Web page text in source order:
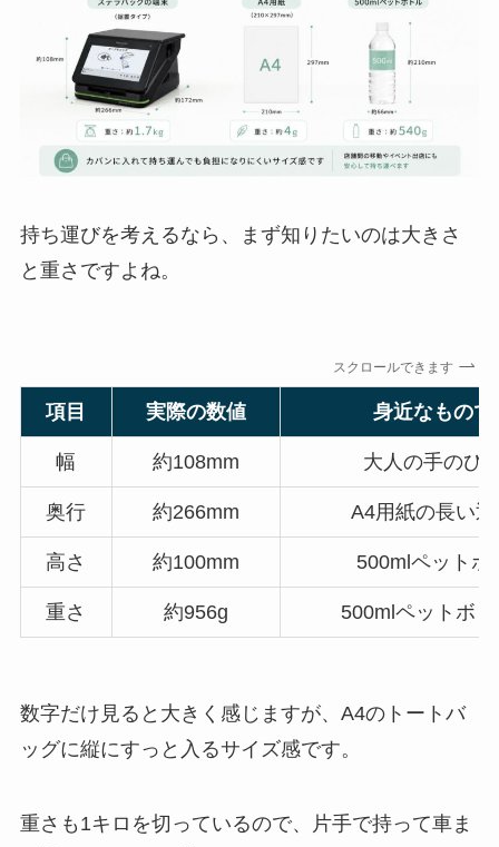
持ち運びを考えるなら、まず知りたいのは大きさ
と重さですよね。
スクロールできます
項目 実際の数値 身近なもの
幅 約108mm 大人の手のひ
奥行 約266mm A4用紙の長い
高さ 約100mm 500mlペットボ
重さ 約956g 500mlペットボ
数字だけ見ると大きく感じますが、A4のトートバ
ッグに縦にすっと入るサイズ感です。
重さも1キロを切っているので、片手で持って車ま